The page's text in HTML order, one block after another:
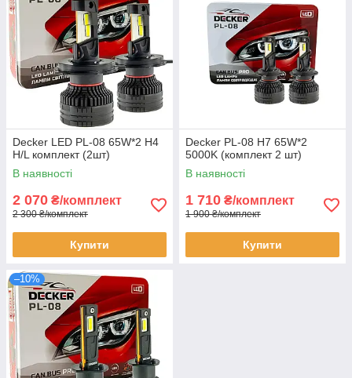
Decker LED PL-08 65W*2 H4
H/L комплект (2шт)
В наявності
2 070 ₴/комплект
2 300 ₴/комплект
Купити
Decker PL-08 H7 65W*2
5000K (комплект 2 шт)
В наявності
1 710 ₴/комплект
1 900 ₴/комплект
Купити
–10%